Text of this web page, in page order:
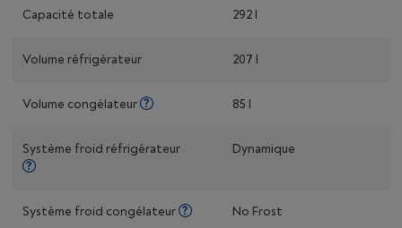
Capacité totale 292 l
Volume réfrigérateur 207 l
Volume congélateur 85 l
Système froid réfrigérateur Dynamique
Système froid congélateur No Frost